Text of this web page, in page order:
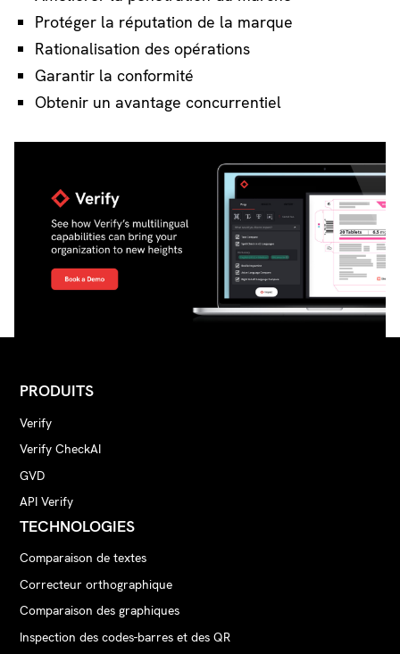
Protéger la réputation de la marque
Rationalisation des opérations
Garantir la conformité
Obtenir un avantage concurrentiel
PRODUITS
Verify
Verify CheckAI
GVD
API Verify
TECHNOLOGIES
Comparaison de textes
Correcteur orthographique
Comparaison des graphiques
Inspection des codes-barres et des QR